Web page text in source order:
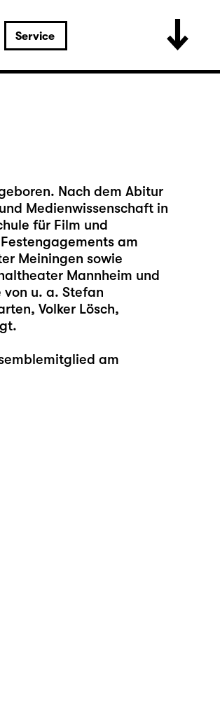
Service
Nach dem Abitur
Medienwissenschaft in
für Film und
am
Meiningen sowie
Mannheim und
u. a. Stefan
Volker Lösch,
am